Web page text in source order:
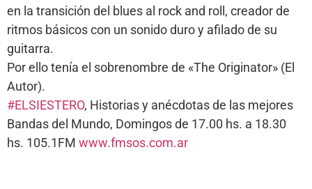
en la transición del blues al rock and roll, creador de
ritmos básicos con un sonido duro y afilado de su
guitarra.
Por ello tenía el sobrenombre de «The Originator» (El
Autor).
#ELSIESTERO, Historias y anécdotas de las mejores
Bandas del Mundo, Domingos de 17.00 hs. a 18.30
hs. 105.1FM www.fmsos.com.ar